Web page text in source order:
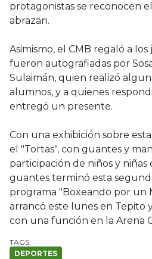
protagonistas se reconocen
abrazan.
Asimismo, el CMB regaló a
fueron autografiadas por
Sulaimán, quien realizó
alumnos, y a quienes
entregó un presente.
Con una exhibición sobre
el "Tortas", con guantes y
participación de niños y niñas
guantes terminó esta
programa "Boxeando por un
arrancó este lunes en Tepito
con una función en la Arena
DEPORTES